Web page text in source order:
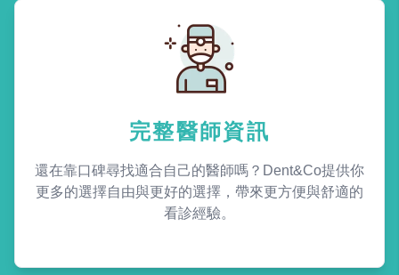
完整醫師資訊
還在靠口碑尋找適合自己的醫師嗎？Dent&Co提供你
更多的選擇自由與更好的選擇，帶來更方便與舒適的
看診經驗。